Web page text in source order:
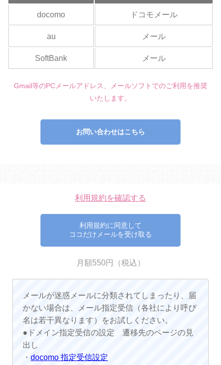
docomo ドコモメール
au メール
SoftBank メール
Gmail等のPCメールアドレス、メールソフトでのご利用を推奨
いたします。
お問い合わせはこちら
利用規約を確認する
利用規約に同意して
ココだけメールを受け取る
月額550円（税込）
メールが迷惑メールに分類されてしまったり、届
かない場合は、メール指定受信（各社により呼び
名は若干異なります）をお試しください。
●ドメイン指定受信の設定 遷移先のページの見
出し
・ docomo 指定受信設定